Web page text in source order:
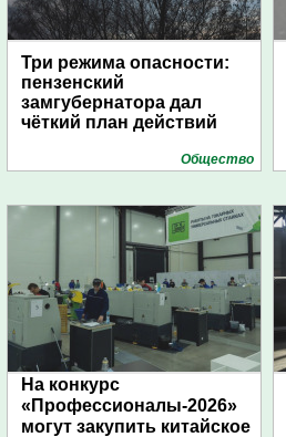
Три режима опасности:
пензенский
замгубернатора дал
чёткий план действий
Общество
На конкурс
«Профессионалы-2026»
могут закупить китайское